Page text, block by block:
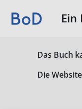
Das Buch
Die